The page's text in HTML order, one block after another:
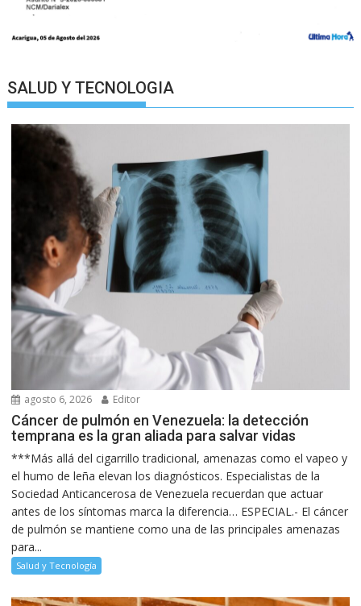
SALUD Y TECNOLOGIA
agosto 6, 2026 Editor
Cáncer de pulmón en Venezuela: la detección
temprana es la gran aliada para salvar vidas
***Más allá del cigarrillo tradicional, amenazas como el vapeo y
el humo de leña elevan los diagnósticos. Especialistas de la
Sociedad Anticancerosa de Venezuela recuerdan que actuar
antes de los síntomas marca la diferencia… ESPECIAL.- El cáncer
de pulmón se mantiene como una de las principales amenazas
para...
Salud y Tecnología